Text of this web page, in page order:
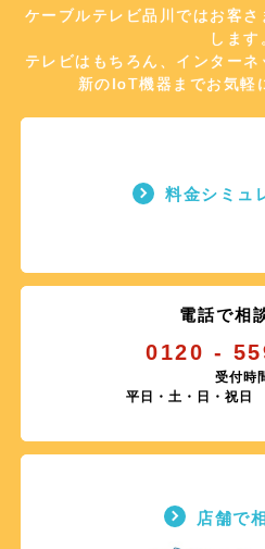
ケーブルプラスSTB-2ファームウ
「BS10プレミアム」放送設備の
「女性チャンネル♪LaLa TV」名
【更新】「テレビ・プッシュ」
2026.03.16
2026.08.04
【復旧】サービスの障害について
2026.08.01
ケーブルテレビ品川ではお客
します
テレビはもちろん、インター
新のIoT機器までお気軽
料金シミュ
電話で相
0120 -
受付時
平日・土・日・祝
店舗で